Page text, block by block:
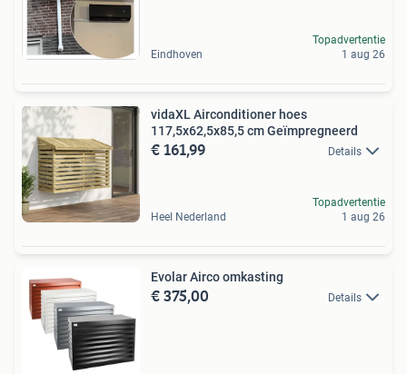
Eindhoven
Topadvertentie
1 aug 26
vidaXL Airconditioner hoes
117,5x62,5x85,5 cm Geïmpregneerd
€ 161,99 Details
Heel Nederland
Topadvertentie
1 aug 26
Evolar Airco omkasting
€ 375,00 Details